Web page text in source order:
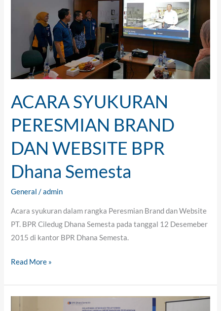
ACARA SYUKURAN
PERESMIAN BRAND
DAN WEBSITE BPR
Dhana Semesta
General /admin
Acara syukuran dalam rangka Peresmian Brand dan Website
PT. BPR Ciledug Dhana Semesta pada tanggal 12 Desemeber
2015 di kantor BPR Dhana Semesta.
WEBSITE
BPR
Dhana
Semesta
Read More »